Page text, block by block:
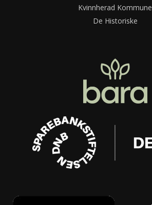
Kvinnherad Kommune
De Historiske